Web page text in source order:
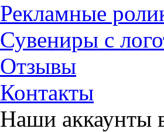
Рекламные
Сувениры с
Отзывы
Контакты
Наши аккаунты